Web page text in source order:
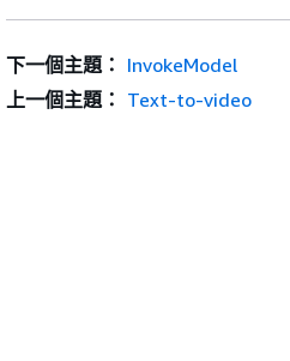
下一個主題： InvokeModel
上一個主題： Text-to-video